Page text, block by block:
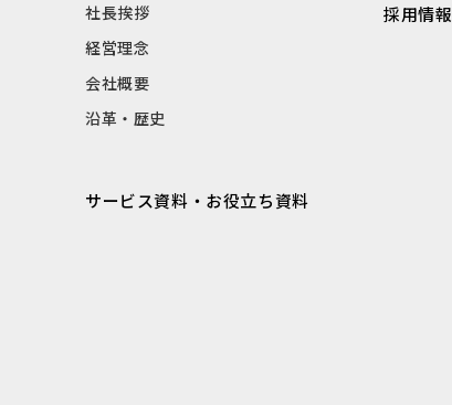
社長挨拶
経営理念
会社概要
沿革・歴史
サービス資料・お役立ち資料
採用情報